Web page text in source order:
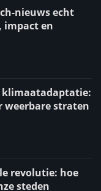
nieuws echt
impact en
klimaatadaptatie:
weerbare straten
revolutie: hoe
steden